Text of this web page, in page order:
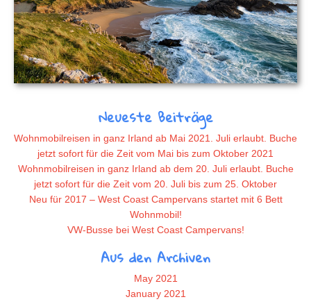
Neueste Beiträge
Wohnmobilreisen in ganz Irland ab Mai 2021. Juli erlaubt. Buche
jetzt sofort für die Zeit vom Mai bis zum Oktober 2021
Wohnmobilreisen in ganz Irland ab dem 20. Juli erlaubt. Buche
jetzt sofort für die Zeit vom 20. Juli bis zum 25. Oktober
Neu für 2017 – West Coast Campervans startet mit 6 Bett
Wohnmobil!
VW-Busse bei West Coast Campervans!
Aus den Archiven
May 2021
January 2021